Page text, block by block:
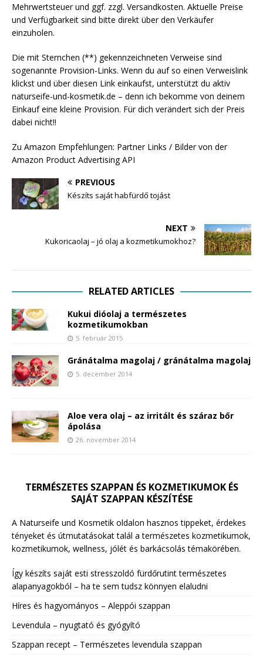
Mehrwertsteuer und ggf. zzgl. Versandkosten. Aktuelle Preise
und Verfügbarkeit sind bitte direkt über den Verkäufer
einzuholen.
Die mit Sternchen (**) gekennzeichneten Verweise sind
sogenannte Provision-Links. Wenn du auf so einen Verweislink
klickst und über diesen Link einkaufst, unterstützt du aktiv
naturseife-und-kosmetik.de – denn ich bekomme von deinem
Einkauf eine kleine Provision. Für dich verändert sich der Preis
dabei nicht!!
Zu Amazon Empfehlungen: Partner Links / Bilder von der
Amazon Product Advertising API
PREVIOUS
Készíts saját habfürdő tojást
NEXT
Kukoricaolaj – jó olaj a kozmetikumokhoz?
RELATED ARTICLES
Kukui dióolaj a természetes
kozmetikumokban
5. február 2015
Gránátalma magolaj / gránátalma magolaj
5. december 2014
Aloe vera olaj – az irritált és száraz bőr
ápolása
26. november 2014
TERMÉSZETES SZAPPAN ÉS KOZMETIKUMOK ÉS
SAJÁT SZAPPAN KÉSZÍTÉSE
A Naturseife und Kosmetik oldalon hasznos tippeket, érdekes
tényeket és útmutatásokat talál a természetes kozmetikumok,
kozmetikumok, wellness, jólét és barkácsolás témakörében.
Így készíts saját esti stresszoldó fürdőrutint természetes
alapanyagokból – ha te sem tudsz könnyen elaludni
Híres és hagyományos – Aleppói szappan
Levendula – nyugtató és gyógyító
Szappan recept – Természetes levendula szappan